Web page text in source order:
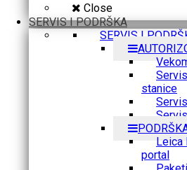
Close
SERVIS I PODRŠKA
SERVIS I
stanice
Leica
portal